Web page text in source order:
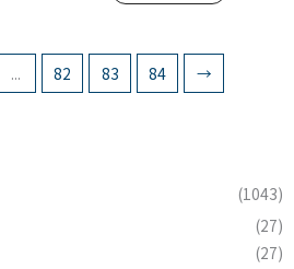
(1043)
(27)
(27)
... 82 83 84 →